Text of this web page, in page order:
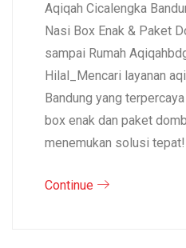
Aqiqah Cicalengka
Nasi Box Enak & Paket
sampai Rumah
Hilal_Mencari layanan
Bandung yang
box enak dan paket
menemukan solusi
Continue